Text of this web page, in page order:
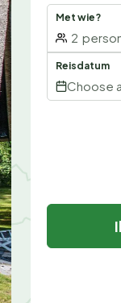
Met wie?
2
Reisdatum
Choose